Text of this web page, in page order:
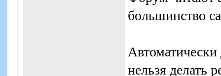
большинство
нельзя делать